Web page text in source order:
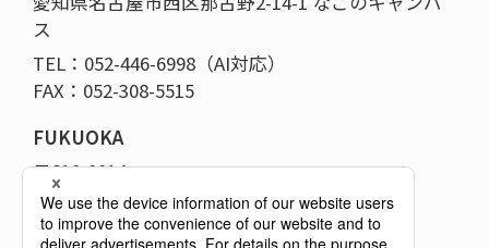
ス
TEL：052-446-6998（AI対応）
FAX：052-308-5515
FUKUOKA
〒810-0014
福岡県福岡市中央区平尾5-14-12-101